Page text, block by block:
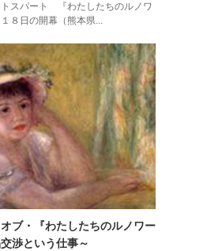
トスパート 『わたしたちのルノワ
８日の開幕（熊本県...
ブ・『わたしたちのルノワー
渉という仕事～